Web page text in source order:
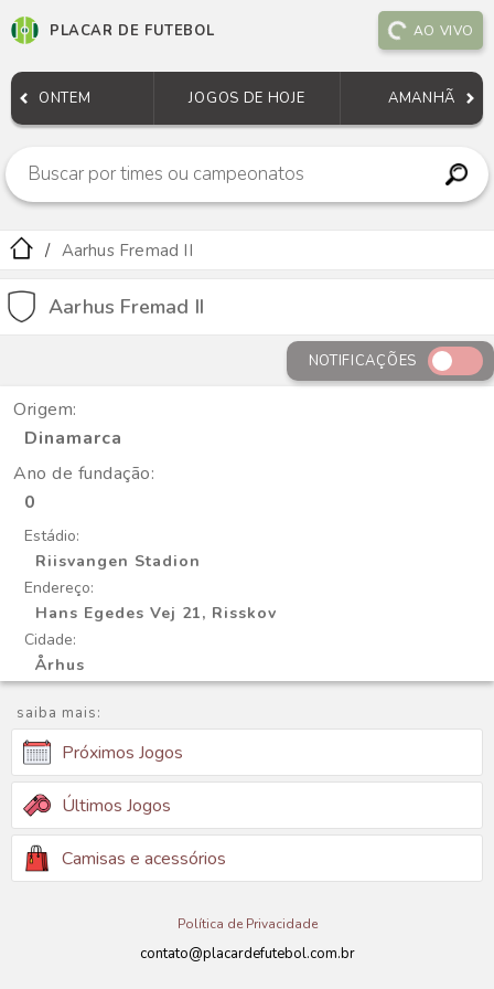
PLACAR DE FUTEBOL AO VIVO
ONTEM JOGOS DE HOJE AMANHÃ
Aarhus Fremad II
Aarhus Fremad II
NOTIFICAÇÕES
Origem:
Dinamarca
Ano de fundação:
0
Estádio:
Riisvangen Stadion
Endereço:
Hans Egedes Vej 21, Risskov
Cidade:
Århus
saiba mais:
Próximos Jogos
Últimos Jogos
Camisas e acessórios
Política de Privacidade
contato@placardefutebol.com.br